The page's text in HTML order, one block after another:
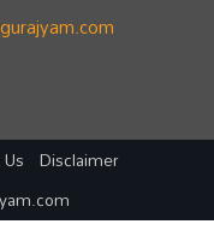
Disclaimer